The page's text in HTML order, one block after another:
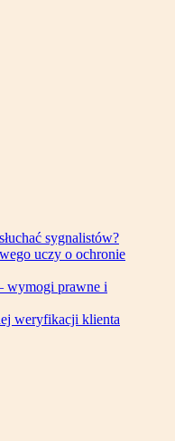
sygnalistów?
uczy o ochronie
wymogi prawne i
weryfikacji klienta